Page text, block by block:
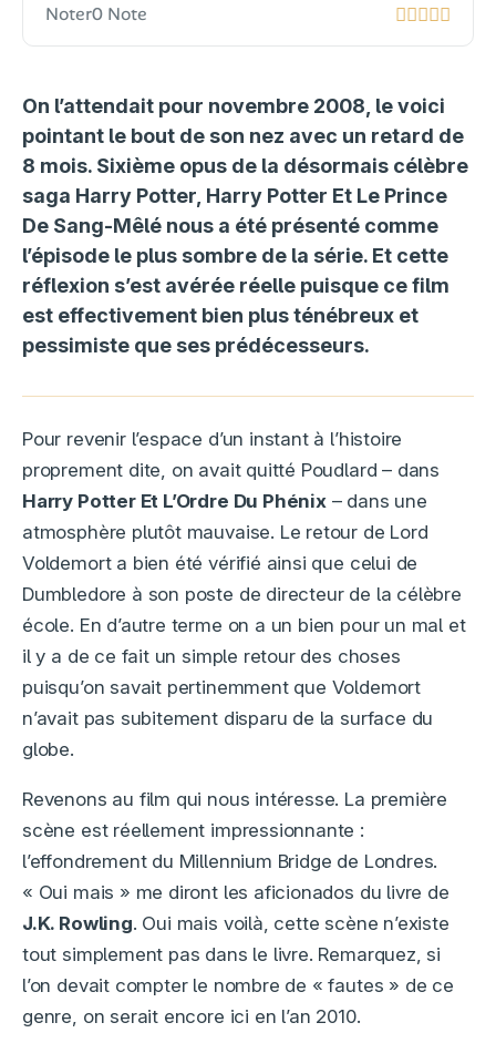
On l’attendait pour novembre 2008, le voici
pointant le bout de son nez avec un retard de
8 mois. Sixième opus de la désormais célèbre
saga Harry Potter, Harry Potter Et Le Prince
De Sang-Mêlé nous a été présenté comme
l’épisode le plus sombre de la série. Et cette
réflexion s’est avérée réelle puisque ce film
est effectivement bien plus ténébreux et
pessimiste que ses prédécesseurs.
Pour revenir l’espace d’un instant à l’histoire
proprement dite, on avait quitté Poudlard – dans
Harry Potter Et L’Ordre Du Phénix– dans une
atmosphère plutôt mauvaise. Le retour de Lord
Voldemort a bien été vérifié ainsi que celui de
Dumbledore à son poste de directeur de la célèbre
école. En d’autre terme on a un bien pour un mal et
il y a de ce fait un simple retour des choses
puisqu’on savait pertinemment que Voldemort
n’avait pas subitement disparu de la surface du
globe.
Revenons au film qui nous intéresse. La première
scène est réellement impressionnante :
l’effondrement du Millennium Bridge de Londres.
« Oui mais » me diront les aficionados du livre de
J.K. Rowling. Oui mais voilà, cette scène n’existe
tout simplement pas dans le livre. Remarquez, si
l’on devait compter le nombre de « fautes » de ce
genre, on serait encore ici en l’an 2010.
Noter0 Note